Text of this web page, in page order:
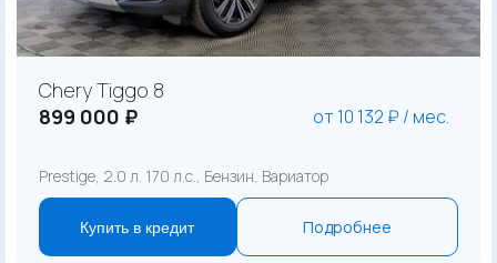
Chery Tiggo 8
899 000 ₽
от 10 132 ₽ / мес.
Prestige, 2.0 л. 170 л.с., Бензин, Вариатор
Купить в кредит Подробнее